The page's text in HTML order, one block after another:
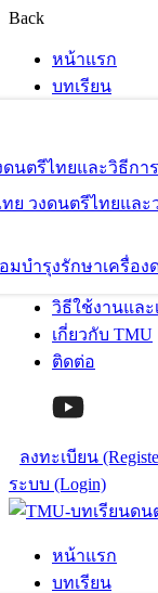
Back
หน้าแรก
บทเรียน
ดนตรีไทยและวิธีกา
ทย วงดนตรีไทยแล
มบำรุงรักษาเครื่อง
วิธีใช้งานและ
เกี่ยวกับ TMU
ติดต่อ
ลงทะเบียน
ระบบ (Login)
หน้าแรก
บทเรียน